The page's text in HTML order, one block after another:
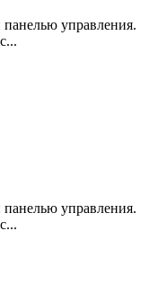
панелью управления.
панелью управления.